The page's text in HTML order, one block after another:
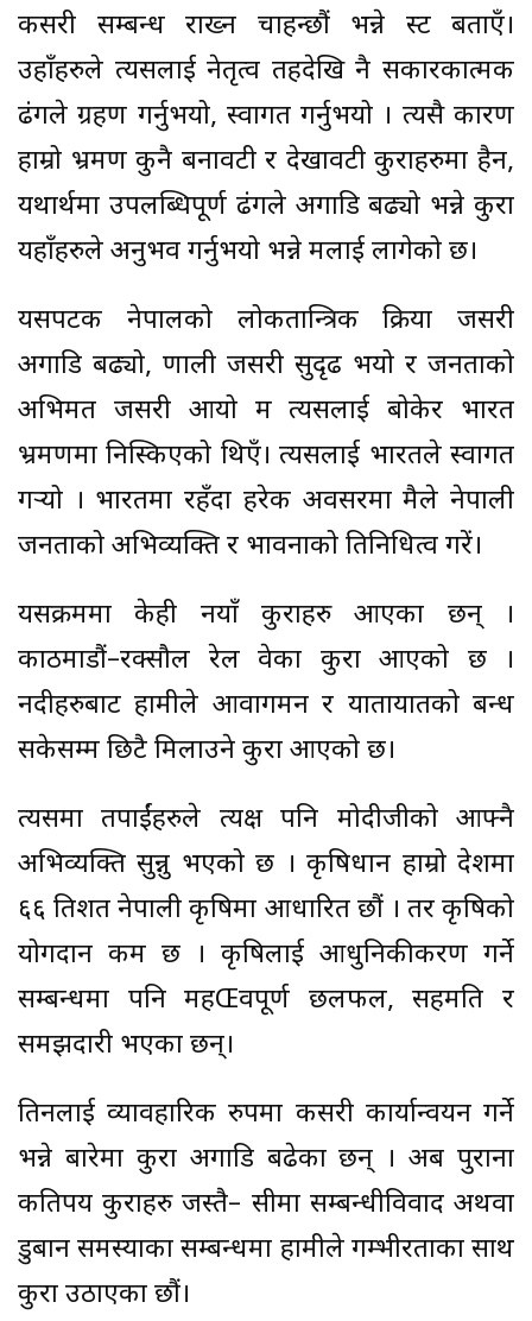
कसरी सम्बन्ध राख्न चाहन्छौं भन्ने प्रस्ट बताएँ।
उहाँहरुले त्यसलाई नेतृत्व तहदेखि नै सकारकात्मक
ढंगले ग्रहण गर्नुभयो, स्वागत गर्नुभयो । त्यसै कारण
हाम्रो भ्रमण कुनै बनावटी र देखावटी कुराहरुमा हैन,
यथार्थमा उपलब्धिपूर्ण ढंगले अगाडि बढ्यो भन्ने कुरा
यहाँहरुले अनुभव गर्नुभयो भन्ने मलाई लागेको छ।
यसपटक नेपालको लोकतान्त्रिक प्रक्रिया जसरी
अगाडि बढ्यो, प्रणाली जसरी सुदृढ भयो र जनताको
अभिमत जसरी आयो म त्यसलाई बोकेर भारत
भ्रमणमा निस्किएको थिएँ। त्यसलाई भारतले स्वागत
गर्‍यो । भारतमा रहँदा हरेक अवसरमा मैले नेपाली
जनताको अभिव्यक्ति र भावनाको प्रतिनिधित्व गरें।
यसक्रममा केही नयाँ कुराहरु आएका छन् ।
काठमाडौं–रक्सौल रेल वेका कुरा आएको छ ।
नदीहरुबाट हामीले आवागमन र यातायातको प्रबन्ध
सकेसम्म छिटै मिलाउने कुरा आएको छ।
त्यसमा तपाईंहरुले प्रत्यक्ष पनि मोदीजीको आफ्नै
अभिव्यक्ति सुन्नु भएको छ । कृषिप्रधान हाम्रो देशमा
६६ प्रतिशत नेपाली कृषिमा आधारित छौं । तर कृषिको
योगदान कम छ । कृषिलाई आधुनिकीकरण गर्ने
सम्बन्धमा पनि महŒवपूर्ण छलफल, सहमति र
समझदारी भएका छन्।
तिनलाई व्यावहारिक रुपमा कसरी कार्यान्वयन गर्ने
भन्ने बारेमा कुरा अगाडि बढेका छन् । अब पुराना
कतिपय कुराहरु जस्तै– सीमा सम्बन्धीविवाद अथवा
डुबान समस्याका सम्बन्धमा हामीले गम्भीरताका साथ
कुरा उठाएका छौं।